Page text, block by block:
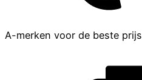
A-merken voor de beste prijs